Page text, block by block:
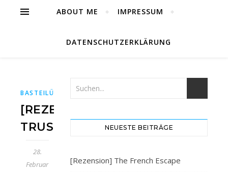
ABOUT ME IMPRESSUM
DATENSCHUTZERKLÄRUNG
BASTEILÜBBE BUCH, BUCHBLOG
[REZENSION]
TRUST
28.
Februar
NEUESTE BEITRÄGE
[Rezension] The French Escape